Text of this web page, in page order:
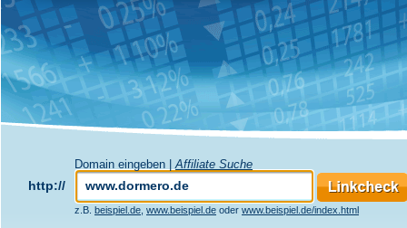
Domain eingeben | Affiliate Suche
http://
z.B. beispiel.de www.beispiel.de oder www.beispiel.de/index.html